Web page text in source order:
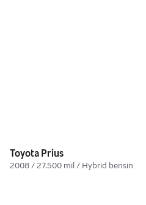
Toyota Prius
2008 / 27.500 mil / Hybrid bensin